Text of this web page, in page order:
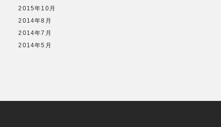
2015年10月
2014年8月
2014年7月
2014年5月